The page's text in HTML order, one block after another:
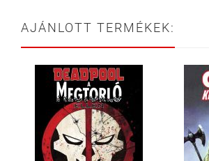
AJÁNLOTT TERMÉKEK: